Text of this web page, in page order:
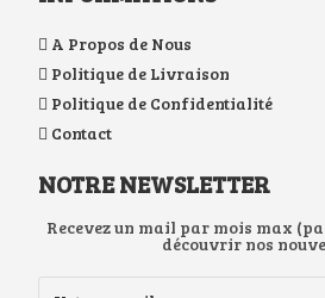
A Propos de Nous
Politique de Livraison
Politique de Confidentialité
Contact
NOTRE NEWSLETTER
Recevez un mail par mois max
découvrir nos